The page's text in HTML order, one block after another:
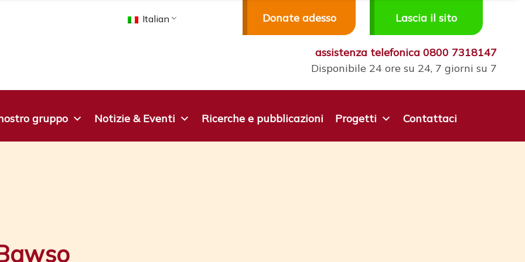
Italian Donate adesso Lascia il sito
assistenza telefonica 0800 7318147
Disponibile 24 ore su 24, 7 giorni su 7
gruppo Notizie & Eventi Ricerche e pubblicazioni Progetti Contattaci